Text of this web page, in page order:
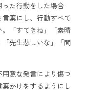
た行動をした場合
葉にし、行動すべて
「すてきね」「素晴
先生悲しいな」「間
意な発言により傷つ
かけをするようにし